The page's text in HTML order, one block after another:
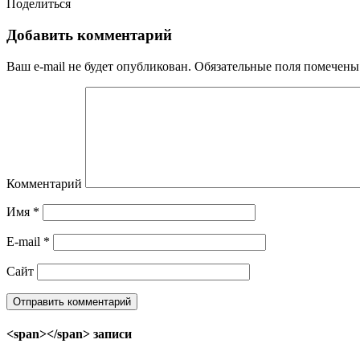
Поделиться
Добавить комментарий
Ваш e-mail не будет опубликован. Обязательные поля
Комментарий
Имя *
E-mail *
Сайт
<span></span> записи